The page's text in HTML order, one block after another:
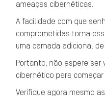
ameaças cibernéticas.
A facilidade com que
comprometidas torna
uma camada adicional
Portanto, não espere ser
cibernético para começar
Verifique agora mesmo